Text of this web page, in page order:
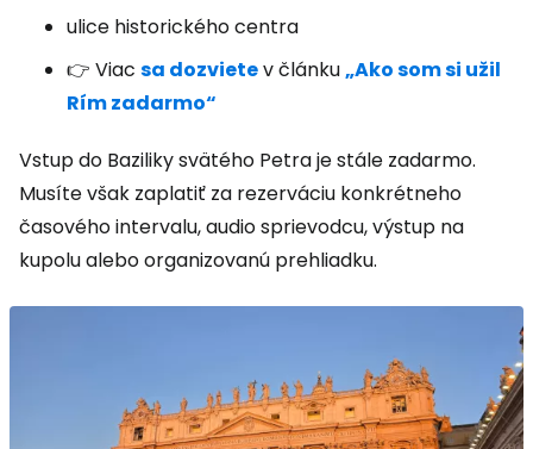
ulice historického centra
👉 Viac sa dozvietev článku„Ako som si užil
Rím zadarmo“
Vstup do Baziliky svätého Petra je stále zadarmo.
Musíte však zaplatiť za rezerváciu konkrétneho
časového intervalu, audio sprievodcu, výstup na
kupolu alebo organizovanú prehliadku.